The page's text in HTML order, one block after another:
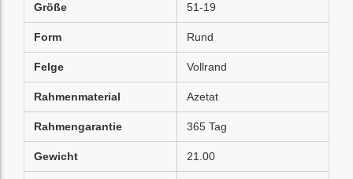
Größe 51-19
Form Rund
Felge Vollrand
Rahmenmaterial Azetat
Rahmengarantie 365 Tag
Gewicht 21.00